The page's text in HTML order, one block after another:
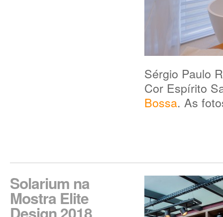
Sérgio Paulo
Cor Espírito
Bossa. As
Solarium na
Mostra Elite